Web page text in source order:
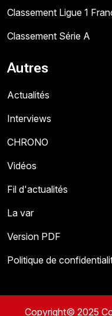
Classement Ligue 1
Classement Série A
Autres
Actualités
Interviews
CHRONO
Vidéos
Fil d'actualités
La var
Version PDF
Politique de
Copyright© 2025